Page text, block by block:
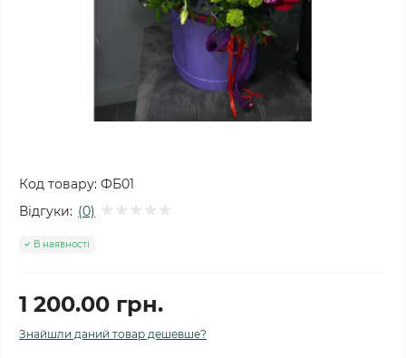
Код товару: ФБ01
Відгуки: (0)
В наявності
1 200.00 грн.
Знайшли даний товар дешевше?